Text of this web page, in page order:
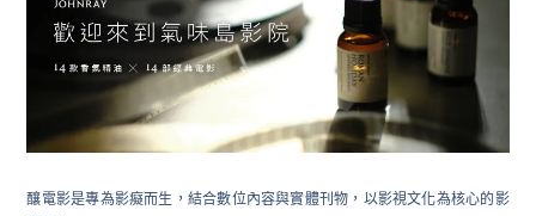
釀電影是專為影癡而生，結合數位內容與實體刊物，以影視文化為核心的影